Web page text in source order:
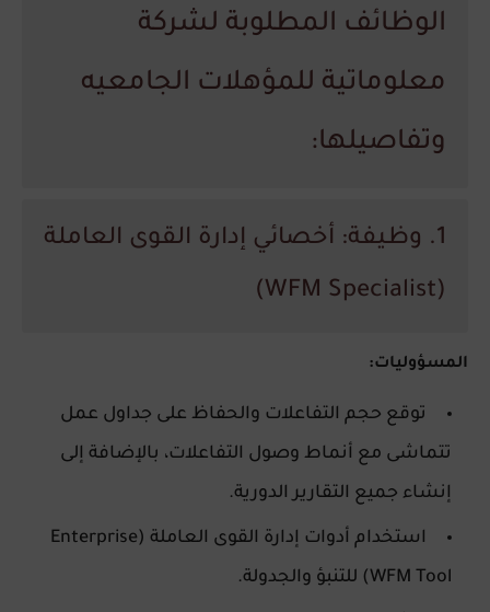
الوظائف المطلوبة لشركة
معلوماتية للمؤهلات الجامعيه
وتفاصيلها:
1. وظيفة: أخصائي إدارة القوى العاملة
(WFM Specialist)
المسؤوليات:
توقع حجم التفاعلات والحفاظ على جداول عمل
تتماشى مع أنماط وصول التفاعلات، بالإضافة إلى
إنشاء جميع التقارير الدورية.
استخدام أدوات إدارة القوى العاملة (Enterprise
WFM Tool) للتنبؤ والجدولة.